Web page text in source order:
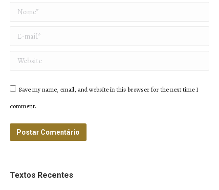
Nome *
E-mail *
Website
Save my name, email, and website in this browser for the next time I
comment.
Postar Comentário
Textos Recentes